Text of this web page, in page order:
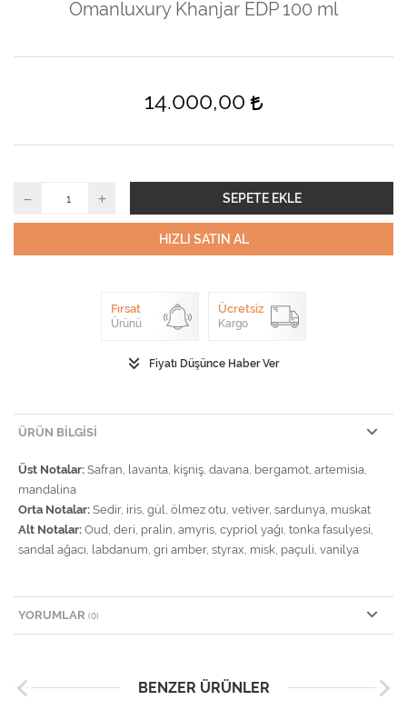
Omanluxury Khanjar EDP 100 ml
14.000,00
SEPETE EKLE
HIZLI SATIN AL
Fırsat
Ürünü
Ücretsiz
Kargo
Fiyatı Düşünce Haber Ver
ÜRÜN BILGISI
Üst Notalar: Safran, lavanta, kişniş, davana, bergamot, artemisia,
mandalina
Orta Notalar: Sedir, iris, gül, ölmez otu, vetiver, sardunya, muskat
Alt Notalar: Oud, deri, pralin, amyris, cypriol yağı, tonka fasulyesi,
sandal ağacı, labdanum, gri amber, styrax, misk, paçuli, vanilya
YORUMLAR (0)
BENZER ÜRÜNLER